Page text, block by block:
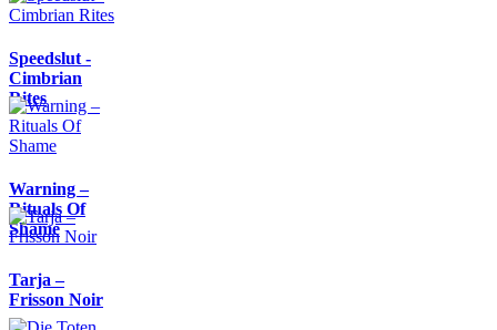
Speedslut -
Cimbrian
Rites
Warning –
Rituals Of
Shame
Tarja –
Frisson Noir